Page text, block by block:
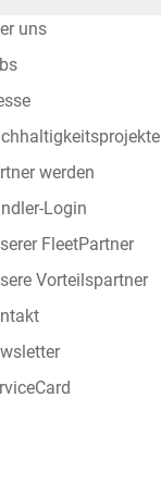
uns
werden
Login
FleetPartner
Vorteilspartner